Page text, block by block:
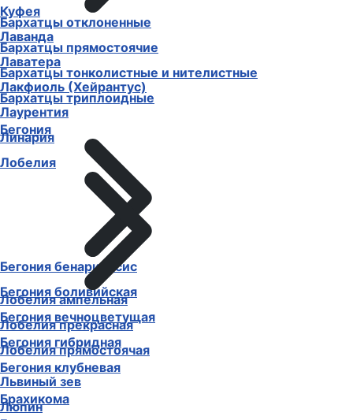
Бархатцы отклоненные
Бархатцы прямостоячие
Бархатцы тонколистные и нителистные
Бархатцы триплоидные
Бегония
Бегония бенариенсис
Бегония боливийская
Бегония вечноцветущая
Бегония гибридная
Бегония клубневая
Брахикома
Куфея
Лаванда
Лаватера
Лакфиоль (Хейрантус)
Лаурентия
Линария
Лобелия
Лобелия ампельная
Лобелия прекрасная
Лобелия прямостоячая
Львиный зев
Люпин